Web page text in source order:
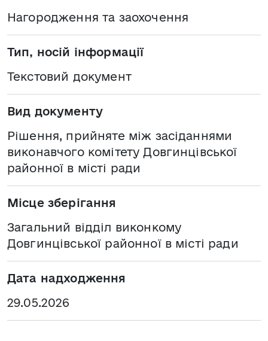
Нагородження та заохочення
Тип, носій інформації
Текстовий документ
Вид документу
Рішення, прийняте між засіданнями
виконавчого комітету Довгинцівської
районної в місті ради
Місце зберігання
Загальний відділ виконкому
Довгинцівської районної в місті ради
Дата надходження
29.05.2026